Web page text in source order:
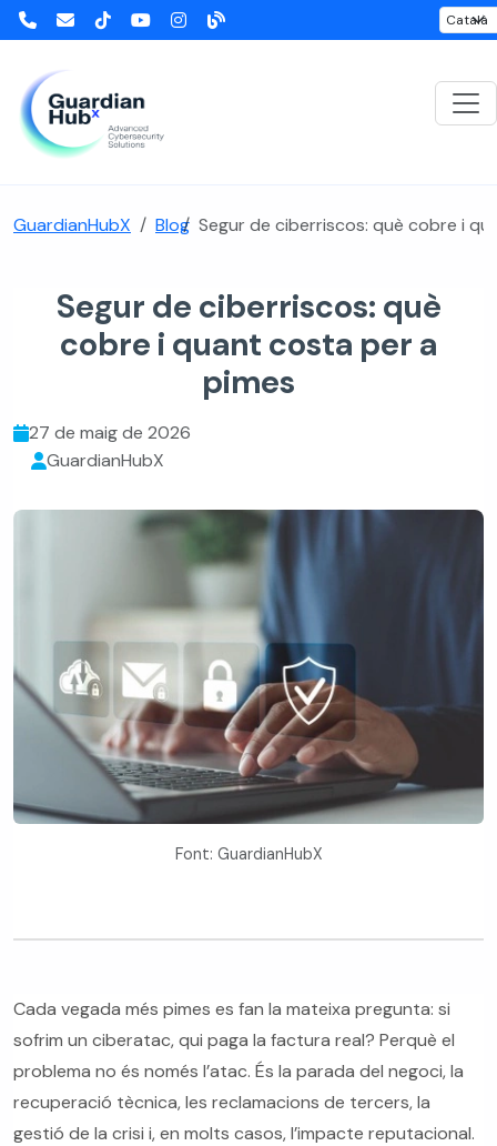
GuardianHubX Blog Segur de ciberriscos: què cobre i
Segur de ciberriscos: què
cobre i quant costa per a
pimes
27 de maig de 2026
GuardianHubX
Font: GuardianHubX
Cada vegada més pimes es fan la mateixa pregunta: si
sofrim un ciberatac, qui paga la factura real? Perquè el
problema no és només l’atac. És la parada del negoci, la
recuperació tècnica, les reclamacions de tercers, la
gestió de la crisi i, en molts casos, l’impacte reputacional.